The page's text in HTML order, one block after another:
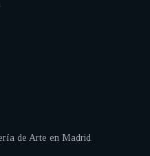
de Arte en Madrid